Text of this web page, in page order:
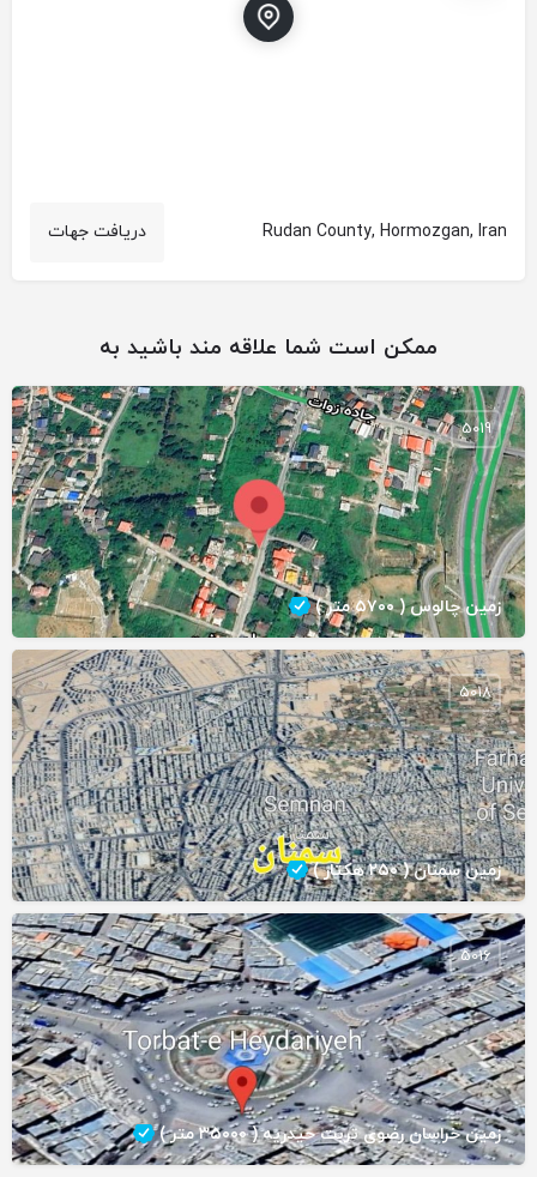
Rudan County, Hormozgan, Iran دریافت جهات
ممکن است شما علاقه مند باشید به
زمین چالوس ( ۵۷۰۰ متر )
5019
زمین سمنان ( ۲۵۰ هکتار )
5018
زمین خراسان رضوی تربت حیدریه ( ۳۵۰۰۰ متر )
5016